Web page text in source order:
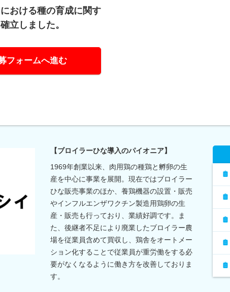
おける種の育成に関す
立しました。
フォームへ進む
【ブロイラーひな導入のパイオニア】
1969年創業以来、肉用鶏の種鶏と孵卵の生
産を中心に事業を展開。現在ではブロイラー
ひな販売事業のほか、養鶏機器の設置・販売
やインフルエンザワクチン製造用鶏卵の生
産・販売も行っており、業績好調です。ま
た、後継者不足により廃業したブロイラー農
場を従業員含めて買収し、鶏舎をオートメー
ション化することで従業員が重労働をする必
要がなくなるように働き方を改善しておりま
す。